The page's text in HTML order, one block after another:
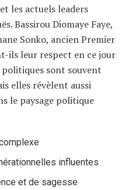
les actuels leaders
Bassirou Diomaye Faye,
Sonko, ancien Premier
ils leur respect en ce jour
sont souvent
elles révèlent aussi
le paysage politique
influentes
et de sagesse